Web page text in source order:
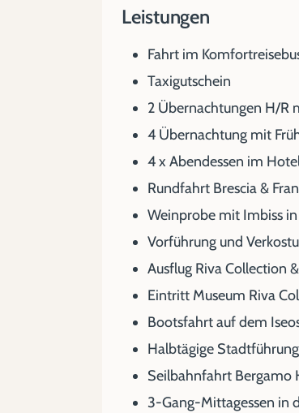
Leistungen
Fahrt im
Taxigutschein
2 Übernachtungen H/R
4 Übernachtung mit
4 x Abendessen im
Rundfahrt Brescia &
Weinprobe mit Imbiss
Vorführung und
Ausflug Riva Collection
Eintritt Museum Riva
Bootsfahrt auf dem
Halbtägige
Seilbahnfahrt Bergamo
3-Gang-Mittagessen in